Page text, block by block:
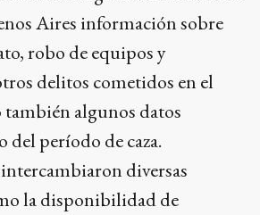
Aires información sobre
robo de equipos y
delitos cometidos en el
también algunos datos
período de caza.
diversas
la disponibilidad de